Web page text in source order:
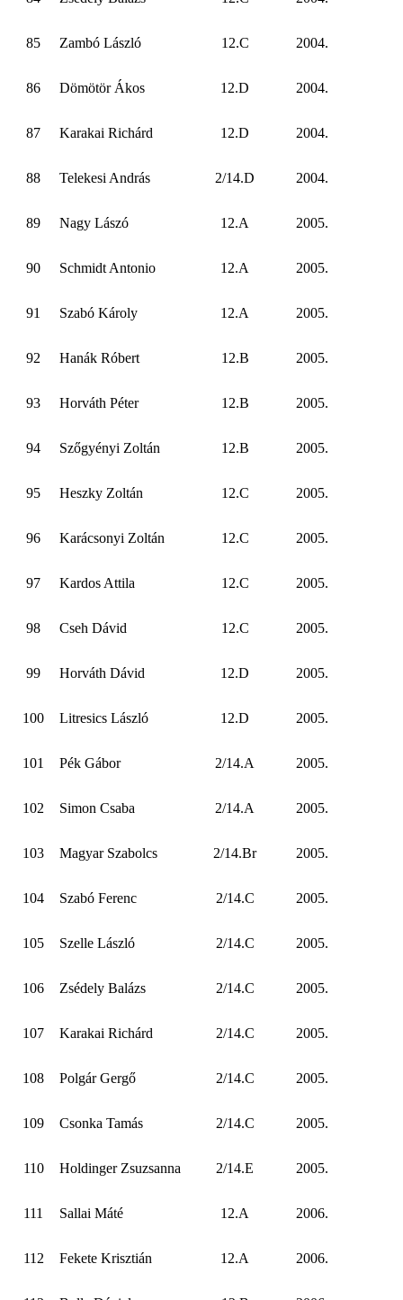
85 Zambó László 12.C 2004.
86 Dömötör Ákos 12.D 2004.
87 Karakai Richárd 12.D 2004.
88 Telekesi András 2/14.D 2004.
89 Nagy Lászó 12.A 2005.
90 Schmidt Antonio 12.A 2005.
91 Szabó Károly 12.A 2005.
92 Hanák Róbert 12.B 2005.
93 Horváth Péter 12.B 2005.
94 Szőgyényi Zoltán 12.B 2005.
95 Heszky Zoltán 12.C 2005.
96 Karácsonyi Zoltán 12.C 2005.
97 Kardos Attila 12.C 2005.
98 Cseh Dávid 12.C 2005.
99 Horváth Dávid 12.D 2005.
100 Litresics László 12.D 2005.
101 Pék Gábor 2/14.A 2005.
102 Simon Csaba 2/14.A 2005.
103 Magyar Szabolcs 2/14.Br 2005.
104 Szabó Ferenc 2/14.C 2005.
105 Szelle László 2/14.C 2005.
106 Zsédely Balázs 2/14.C 2005.
107 Karakai Richárd 2/14.C 2005.
108 Polgár Gergő 2/14.C 2005.
109 Csonka Tamás 2/14.C 2005.
110 Holdinger Zsuzsanna 2/14.E 2005.
111 Sallai Máté 12.A 2006.
112 Fekete Krisztián 12.A 2006.